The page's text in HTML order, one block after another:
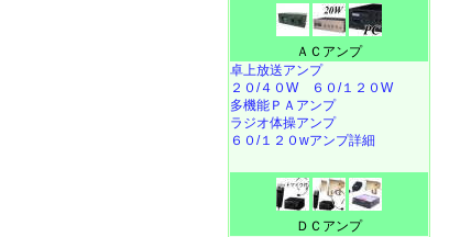
ＡＣアンプ
卓上放送アンプ
２０/４０W
６０/１２０W
多機能ＰＡアンプ
ラジオ体操アンプ
６０/１２０wアンプ詳細
ＤＣアンプ